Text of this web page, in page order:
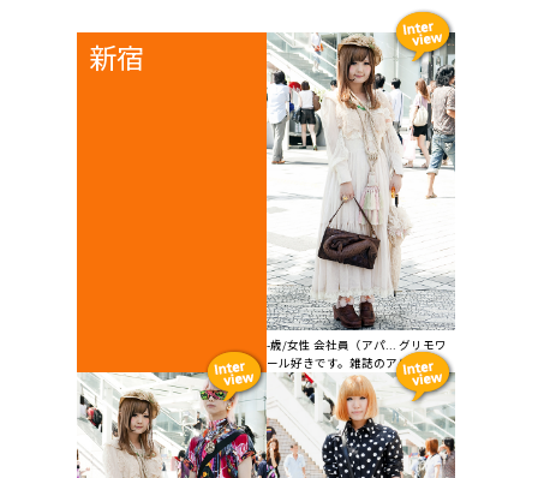
新宿
-歳/女性 会社員（アパ... グリモワ
ール好きです。雑誌のアゲハや...